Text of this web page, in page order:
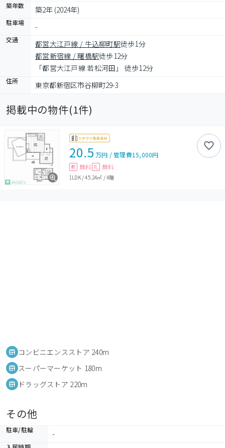
築年数 築2年 (2024年)
駐車場 -
交通 都営大江戸線 / 牛込柳町駅徒歩1分
都営新宿線 / 曙橋駅徒歩12分
「都営大江戸線 若松河田」 徒歩12分
住所 東京都新宿区市谷柳町29-3
掲載中の物件(1件)
20.5 万円 /管理費15,000円
敷 無料 礼 無料
1LDK/45.24㎡ /4階
コンビニエンスストア 240m
スーパーマーケット 180m
ドラッグストア 220m
その他
駐車/駐輪 -